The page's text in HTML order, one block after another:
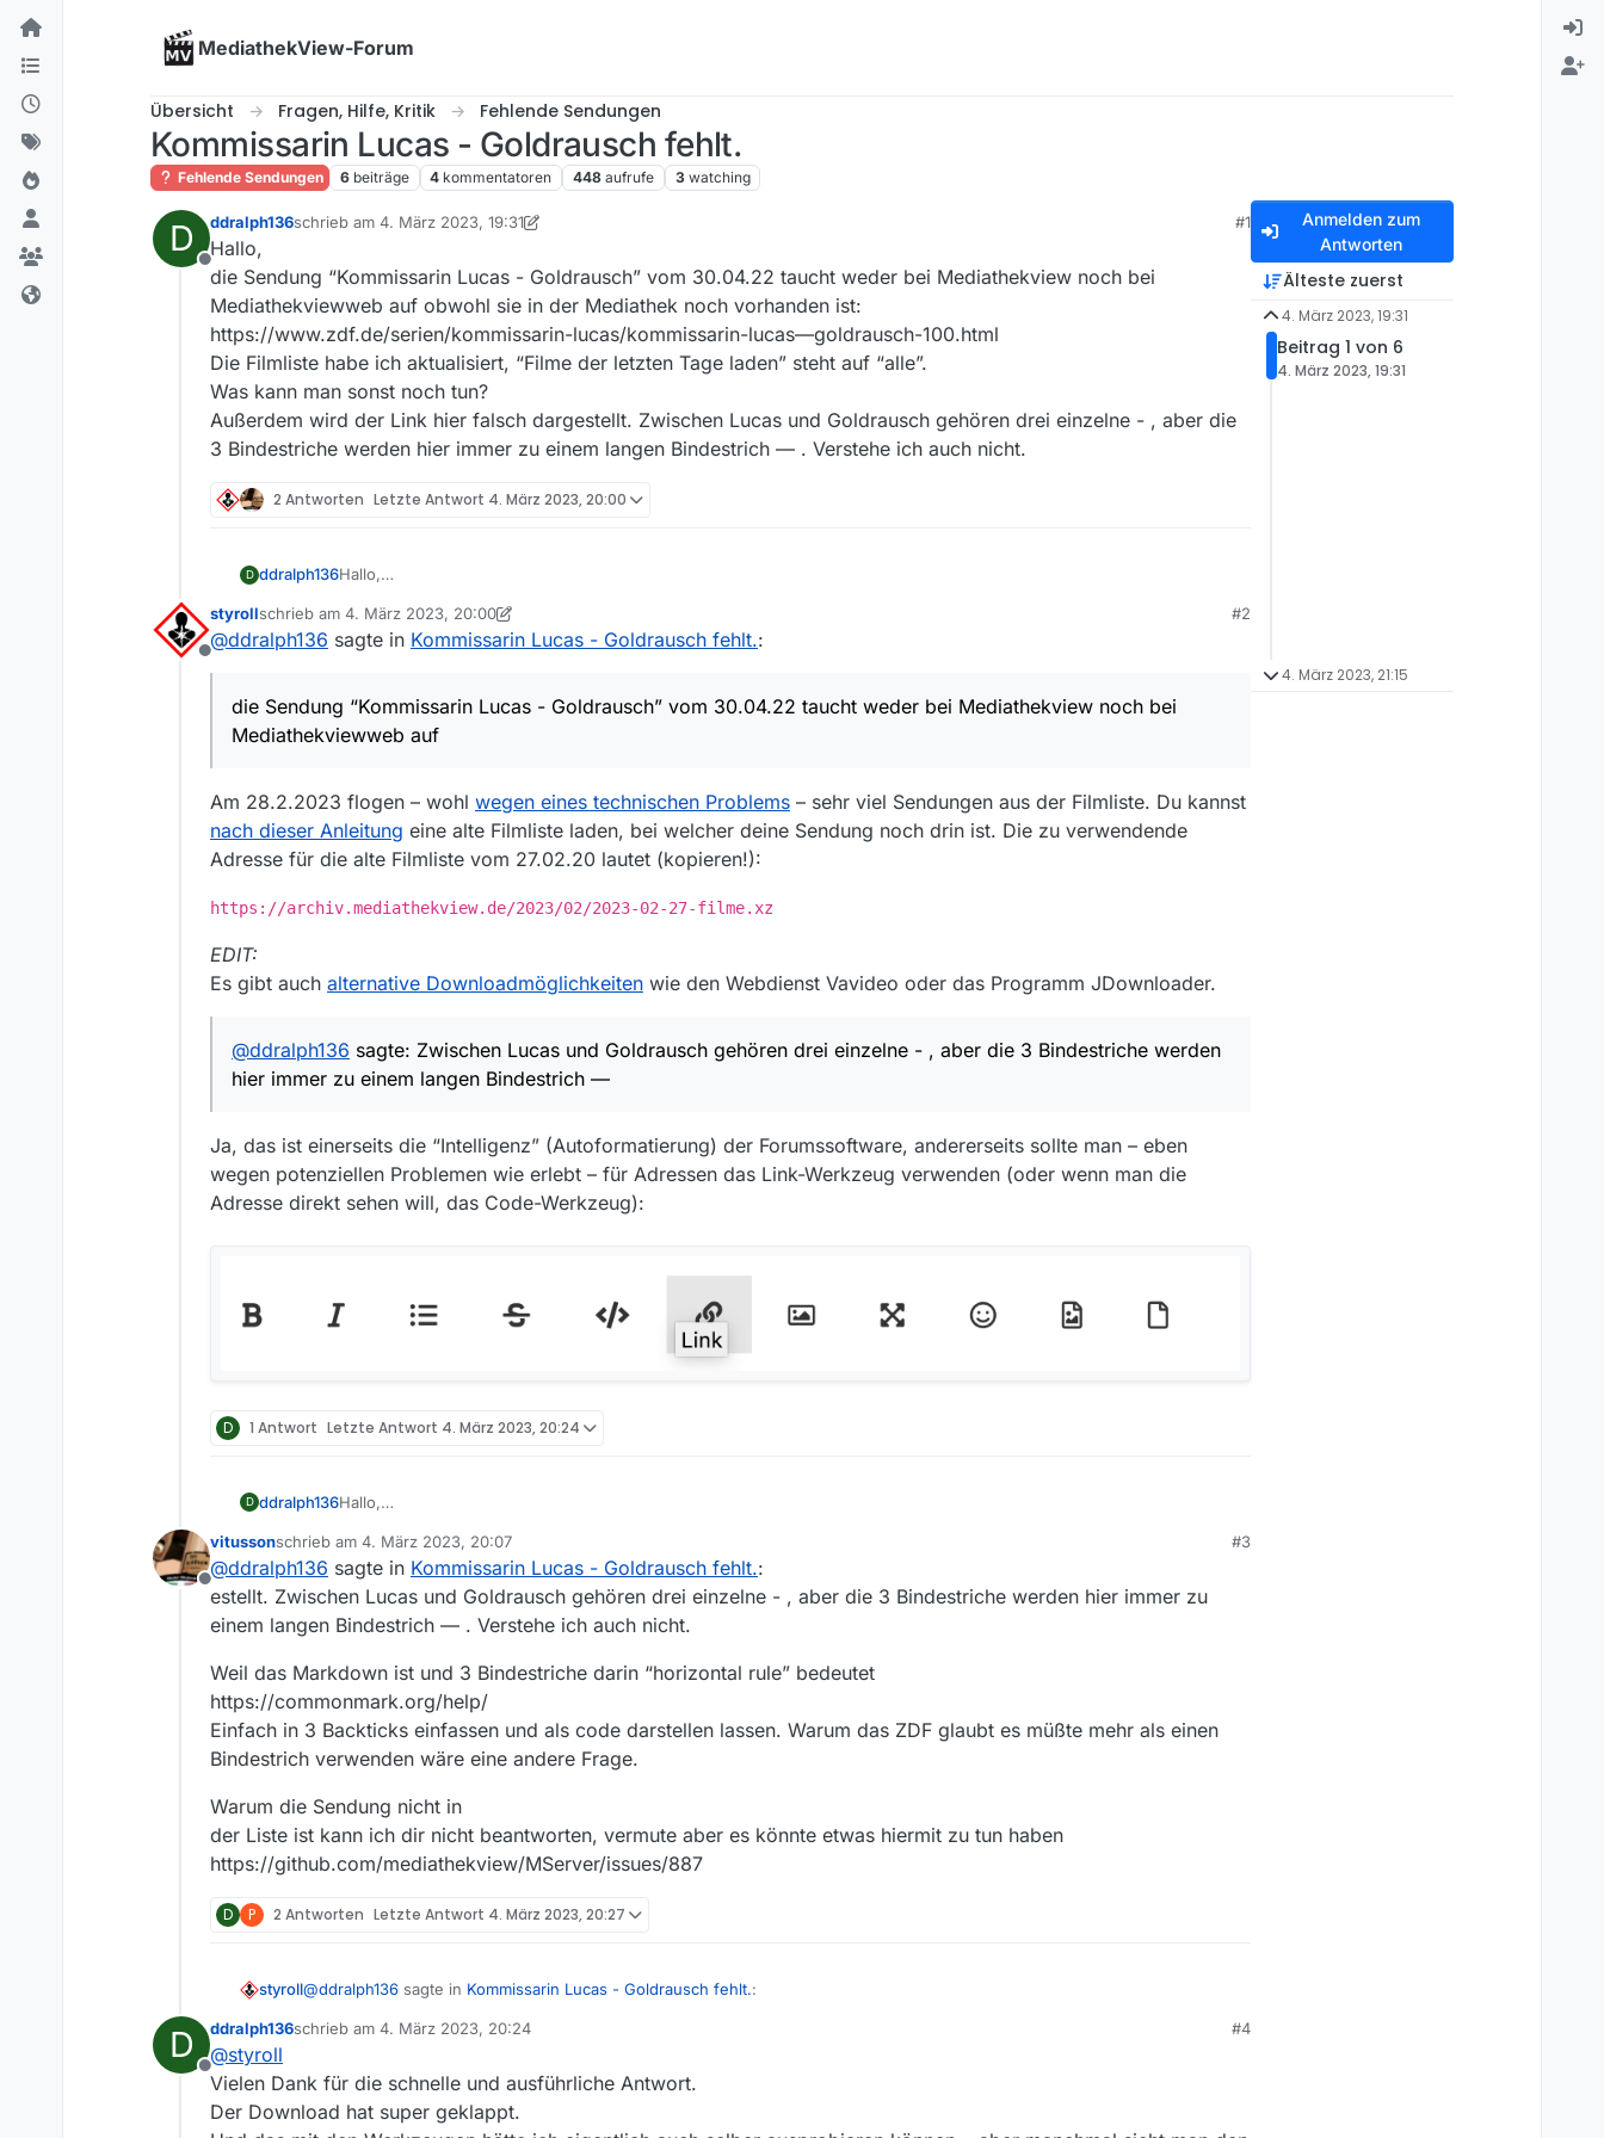
Skip to content
MediathekView-Forum
Übersicht Fragen, Hilfe, Kritik Fehlende Sendungen
Kommissarin Lucas - Goldrausch fehlt.
Fehlende Sendungen 6 beiträge 4 kommentatoren 448 aufrufe 3 watching
D
Offline
ddralph136schrieb am 4. März 2023, 19:31
zuletzt editiert von ddralph136 3. Apr. 2023, 20:40
#1
Hallo,
die Sendung “Kommissarin Lucas - Goldrausch” vom 30.04.22 taucht weder bei Mediathekview noch bei
Mediathekviewweb auf obwohl sie in der Mediathek noch vorhanden ist:
https://www.zdf.de/serien/kommissarin-lucas/kommissarin-lucas—goldrausch-100.html
Die Filmliste habe ich aktualisiert, “Filme der letzten Tage laden” steht auf “alle”.
Was kann man sonst noch tun?
Außerdem wird der Link hier falsch dargestellt. Zwischen Lucas und Goldrausch gehören drei einzelne - , aber die
3 Bindestriche werden hier immer zu einem langen Bindestrich — . Verstehe ich auch nicht.
2 Antworten Letzte Antwort 4. März 2023, 20:00
D ddralph136Hallo,
Mediathekviewweb auf obwohl sie in der Mediathek noch vorhanden ist:
https://www.zdf.de/serien/kommissarin-lucas/kommissarin-lucas—goldrausch-100.html
Außerdem wird der Link hier falsch dargestellt. Zwischen Lucas und Goldrausch gehören drei einzelne - , aber die 3
Bindestriche werden hier immer zu einem langen Bindestrich — . Verstehe ich auch nicht.
Offline
styrollschrieb am 4. März 2023, 20:00
zuletzt editiert von styroll 3. Mai 2023, 19:38
#2
@ddralph136 sagte in Kommissarin Lucas - Goldrausch fehlt.:
die Sendung “Kommissarin Lucas - Goldrausch” vom 30.04.22 taucht weder bei Mediathekview noch bei
Mediathekviewweb auf
Am 28.2.2023 flogen – wohl wegen eines technischen Problems – sehr viel Sendungen aus der Filmliste. Du kannst
nach dieser Anleitung eine alte Filmliste laden, bei welcher deine Sendung noch drin ist. Die zu verwendende
Adresse für die alte Filmliste vom 27.02.20 lautet (kopieren!):
https://archiv.mediathekview.de/2023/02/2023-02-27-filme.xz
EDIT:
Es gibt auch alternative Downloadmöglichkeiten wie den Webdienst Vavideo oder das Programm JDownloader.
@ddralph136 sagte: Zwischen Lucas und Goldrausch gehören drei einzelne - , aber die 3 Bindestriche werden
hier immer zu einem langen Bindestrich —
Ja, das ist einerseits die “Intelligenz” (Autoformatierung) der Forumssoftware, andererseits sollte man – eben
wegen potenziellen Problemen wie erlebt – für Adressen das Link-Werkzeug verwenden (oder wenn man die
Adresse direkt sehen will, das Code-Werkzeug):
D 1 Antwort Letzte Antwort 4. März 2023, 20:24
D ddralph136Hallo,
Mediathekviewweb auf obwohl sie in der Mediathek noch vorhanden ist:
https://www.zdf.de/serien/kommissarin-lucas/kommissarin-lucas—goldrausch-100.html
Die Filmliste habe ich aktualisiert, “Filme der letzten Tage laden” steht auf “alle”.
Was kann man sonst noch tun?
Außerdem wird der Link hier falsch dargestellt. Zwischen Lucas und Goldrausch gehören drei einzelne - , aber die 3
Offline
vitussonschrieb am 4. März 2023, 20:07
zuletzt editiert von
#3
@ddralph136 sagte in Kommissarin Lucas - Goldrausch fehlt.:
estellt. Zwischen Lucas und Goldrausch gehören drei einzelne - , aber die 3 Bindestriche werden hier immer zu
einem langen Bindestrich — . Verstehe ich auch nicht.
Weil das Markdown ist und 3 Bindestriche darin “horizontal rule” bedeutet
https://commonmark.org/help/
Einfach in 3 Backticks einfassen und als code darstellen lassen. Warum das ZDF glaubt es müßte mehr als einen
Bindestrich verwenden wäre eine andere Frage.
Warum die Sendung nicht in
der Liste ist kann ich dir nicht beantworten, vermute aber es könnte etwas hiermit zu tun haben
https://github.com/mediathekview/MServer/issues/887
D P 2 Antworten Letzte Antwort 4. März 2023, 20:27
styroll@ddralph136 sagte in Kommissarin Lucas - Goldrausch fehlt.:
Mediathekviewweb auf
Am 28.2.2023 flogen – wohlwegen eines technischen Problems
dieser Anleitungeine alte Filmliste laden, bei welcher deine Sendung noch drin ist. Die zu verwendende Adresse für die alte
D
Offline
ddralph136schrieb am 4. März 2023, 20:24
zuletzt editiert von
#4
@styroll
Vielen Dank für die schnelle und ausführliche Antwort.
Der Download hat super geklappt.
Anmelden zum
Antworten
Älteste zuerst
4. März 2023, 19:31
Beitrag 1 von 6
4. März 2023, 19:31
4. März 2023, 21:15